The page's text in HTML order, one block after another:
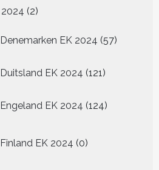
2024 22
Denemarken EK 2024 5757
Duitsland EK 2024 121 121
Engeland EK 2024 124124
Finland EK 2024 0
producten